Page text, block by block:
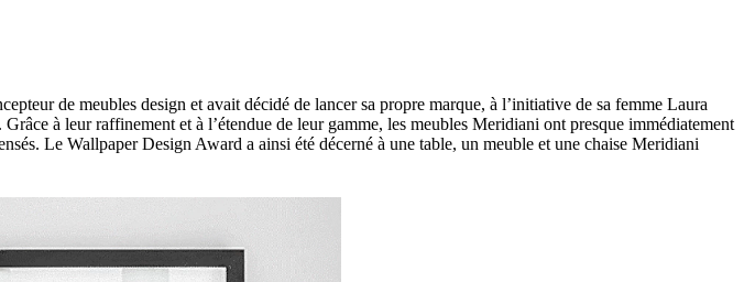
de meubles design et avait décidé de lancer sa propre marque, à l’initiative de sa femme Laura
à leur raffinement et à l’étendue de leur gamme, les meubles Meridiani ont presque immédiatement
Le Wallpaper Design Award a ainsi été décerné à une table, un meuble et une chaise Meridiani